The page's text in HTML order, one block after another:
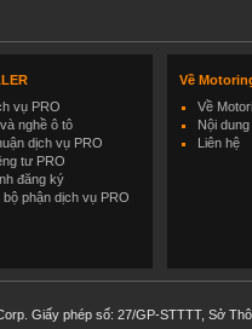
vụ PRO
nghề ô tô
dịch vụ PRO
tư PRO
đăng ký
bộ phận dịch vụ PRO
Về
Về
Nội dung
Liên hệ
Giấy phép số: 27/GP-STTTT, Sở